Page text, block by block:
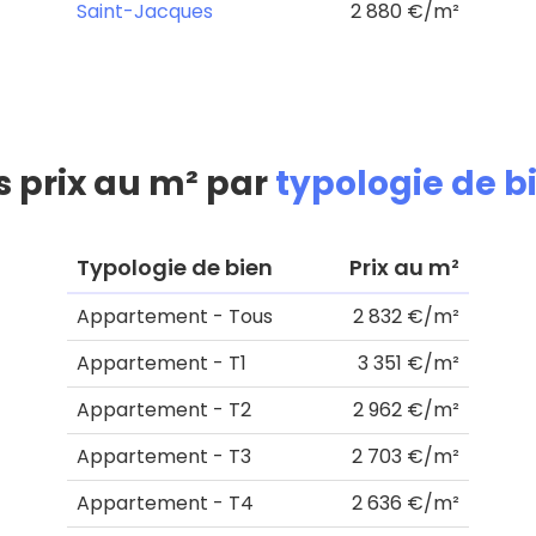
Saint-Jacques 2 880 €/m²
prix au m² partypologie de
Typologie de bien Prix au m²
Appartement - Tous
2 832 €/m²
Appartement - T1
3 351 €/m²
Appartement - T2
2 962 €/m²
Appartement - T3
2 703 €/m²
Appartement - T4
2 636 €/m²